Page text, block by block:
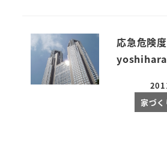
応急危険
yoshihara
投
家づ